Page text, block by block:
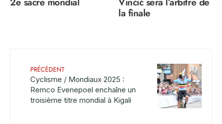
la finale
PRÉCÉDENT
Cyclisme / Mondiaux 2025 :
Remco Evenepoel enchaîne un
troisième titre mondial à Kigali